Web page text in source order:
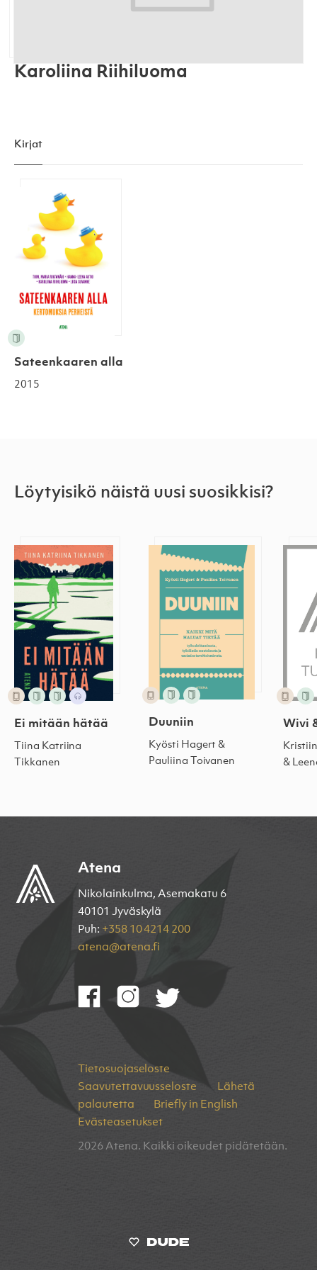
Karoliina Riihiluoma
Kirjat
Sateenkaaren alla
Sateenkaaren alla
2015
Löytyisikö näistä uusi suosikkisi?
Ei mitään hätää
Ei mitään hätää
Tiina Katriina
Tikkanen
Duuniin
Duuniin
Kyösti Hagert &
Pauliina Toivanen
Wivi
Wivi
&
Atena
Nikolainkulma, Asemakatu 6
40101 Jyväskylä
Puh: +358 10 4214 200
atena@atena.fi
Tietosuojaseloste
Saavutettavuusseloste
Lähetä
palautetta
Briefly in English
Evästeasetukset
2026 Atena. Kaikki oikeudet pidätetään.